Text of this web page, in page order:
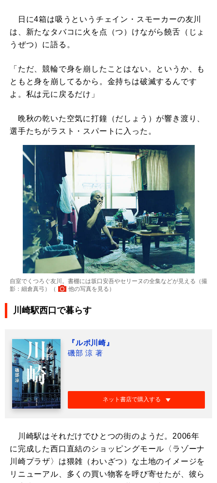
日に4箱は吸うというチェイン・スモーカーの友川
は、新たなタバコに火を点（つ）けながら饒舌（じょ
うぜつ）に語る。
「ただ、競輪で身を崩したことはない。というか、も
ともと身を崩してるから。金持ちは破滅するんです
よ。私は元に戻るだけ」
晩秋の乾いた空気に打鐘（だしょう）が響き渡り、
選手たちがラスト・スパートに入った。
自室でくつろぐ友川。書棚には坂口安吾やセリーヌの全集などが見える（撮
影：細倉真弓）（
他の写真を見る ）
川崎駅西口で暮らす
『ルポ川崎』
磯部 涼 著
ネット書店で購入する
川崎駅はそれだけでひとつの街のようだ。2006年
に完成した西口直結のショッピングモール〈ラゾーナ
川崎プラザ〉は猥雑（わいざつ）な土地のイメージを
リニューアル、多くの買い物客を呼び寄せたが、彼ら